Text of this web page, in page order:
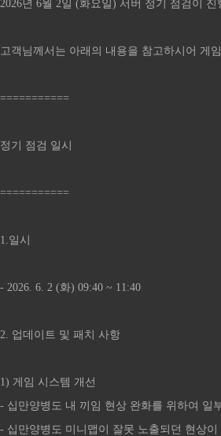
2026년 6월 2일 (화요일) 서버 정기 점검이 진
고객님께서는 아래의 내용을 참고하시어 게
===========
정기 점검 일시
===========
1.일시
- 2026. 6. 2 (화) 09:40 ~ 11:40
2. 업데이트 및 패치 사항
1) 게임 시스템 개선
- 십만양병도 내 끼임 현상 완화를 위하여 일
- 십만양병도 미니맵이 잘못 노출되던 현상이